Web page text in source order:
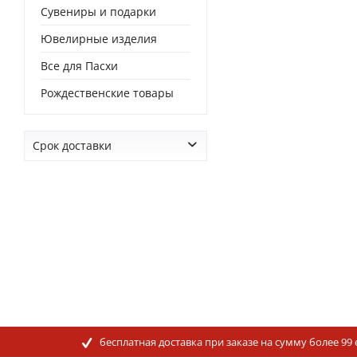
Сувениры и подарки
Ювелирные изделия
Все для Пасхи
Рождественские товары
Срок доставки
бесплатная доставка при заказе на сумму более 99